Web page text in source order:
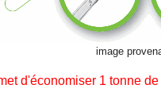
image
d'économiser 1 tonne